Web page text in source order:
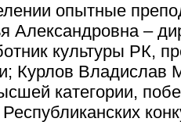
опытные
Александровна –
культуры РК,
Курлов Владислав
категории,